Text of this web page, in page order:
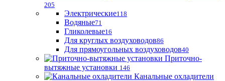
205
Электрические118
Водяные71
Гликолевые16
Для круглых воздуховодов86
Для прямоугольных воздуховодов40
Приточно-
вытяжные установки 146
Канальные охладители